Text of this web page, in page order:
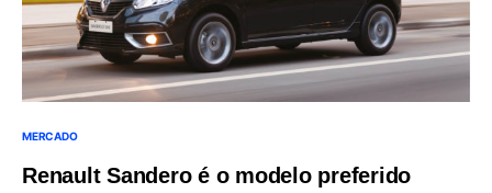
MERCADO
Renault Sandero é o modelo preferido